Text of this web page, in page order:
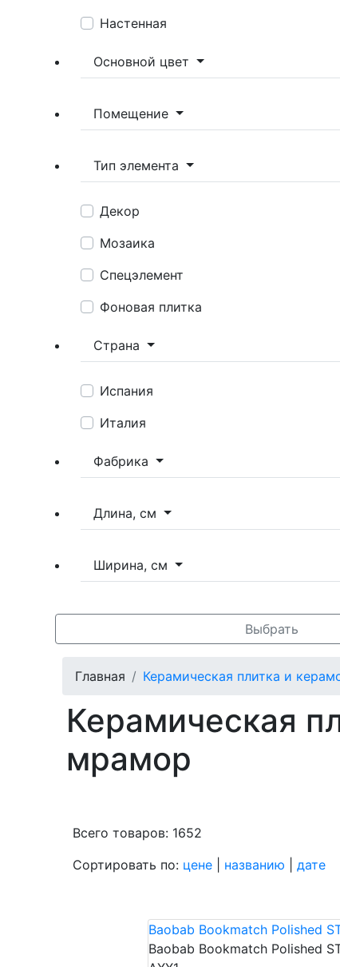
Настенная
Основной цвет
Помещение
Тип элемента
Декор
Мозаика
Спецэлемент
Фоновая плитка
Страна
Испания
Италия
Фабрика
Длина, см
Ширина, см
Выбрать
Главная Керамическая плитка и
Керамическая
мрамор
Всего товаров: 1652
Сортировать по: цене названию дате
Baobab Bookmatch Polished
Baobab Bookmatch Polished